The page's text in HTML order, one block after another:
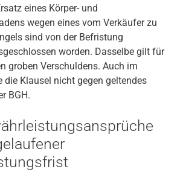
eines Körper- und
wegen eines vom Verkäufer zu
sind von der Befristung
worden. Dasselbe gilt für
groben Verschuldens. Auch im
die Klausel nicht gegen geltendes
BGH.